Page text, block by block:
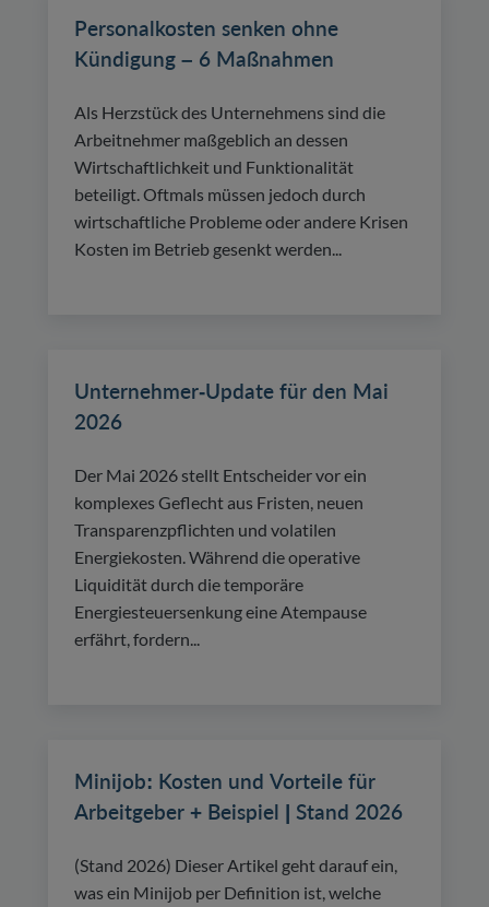
Personalkosten senken ohne
Kündigung – 6 Maßnahmen
Als Herzstück des Unternehmens sind die
Arbeitnehmer maßgeblich an dessen
Wirtschaftlichkeit und Funktionalität
beteiligt. Oftmals müssen jedoch durch
wirtschaftliche Probleme oder andere Krisen
Kosten im Betrieb gesenkt werden...
Unternehmer-Update für den Mai
2026
Der Mai 2026 stellt Entscheider vor ein
komplexes Geflecht aus Fristen, neuen
Transparenzpflichten und volatilen
Energiekosten. Während die operative
Liquidität durch die temporäre
Energiesteuersenkung eine Atempause
erfährt, fordern...
Minijob: Kosten und Vorteile für
Arbeitgeber + Beispiel | Stand 2026
(Stand 2026) Dieser Artikel geht darauf ein,
was ein Minijob per Definition ist, welche